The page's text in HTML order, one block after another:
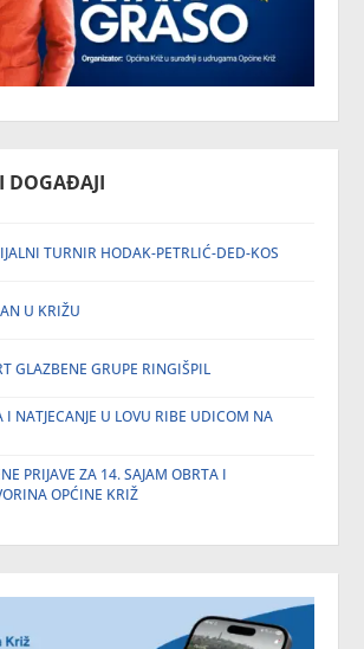
DOGAĐAJI
TURNIR HODAK-PETRLIĆ-DED-KOS
U KRIŽU
GLAZBENE GRUPE RINGIŠPIL
I NATJECANJE U LOVU RIBE UDICOM NA
PRIJAVE ZA 14. SAJAM OBRTA I
OPĆINE KRIŽ